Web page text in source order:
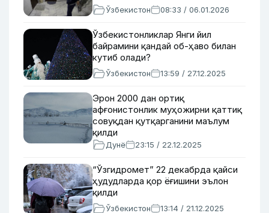
Ўзбекистон 08:33 / 06.01.2026
Ўзбекистонликлар Янги йил
байрамини қандай об-ҳаво билан
кутиб олади?
Ўзбекистон 13:59 / 27.12.2025
Эрон 2000 дан ортиқ
афғонистонлик муҳожирни қаттиқ
совуқдан қутқарганини маълум
қилди
Дунё 23:15 / 22.12.2025
“Ўзгидромет” 22 декабрда қайси
ҳудудларда қор ёғишини эълон
қилди
Ўзбекистон 13:14 / 21.12.2025